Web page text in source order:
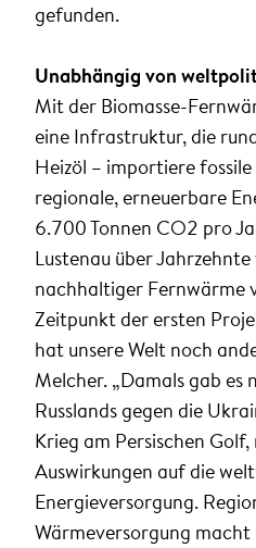
gefunden.
Unabhängig von
Mit der Biomasse-
eine Infrastruktur, die
Heizöl – importiere
regionale, erneuerbare
6.700 Tonnen CO2 pro
Lustenau über
nachhaltiger Fernwärme
Zeitpunkt der ersten
hat unsere Welt noch
Melcher. „Damals gab es
Russlands gegen die
Krieg am Persischen
Auswirkungen auf die
Energieversorgung.
Wärmeversorgung macht